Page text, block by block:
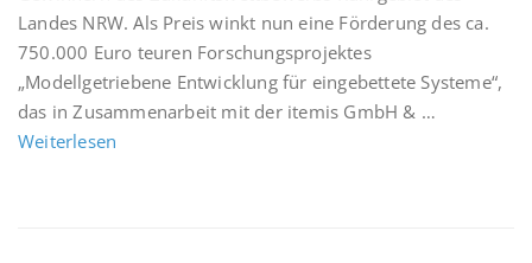
Landes NRW. Als Preis winkt nun eine Förderung des ca.
750.000 Euro teuren Forschungsprojektes
„Modellgetriebene Entwicklung für eingebettete Systeme“,
das in Zusammenarbeit mit der itemis GmbH & …
Weiterlesen